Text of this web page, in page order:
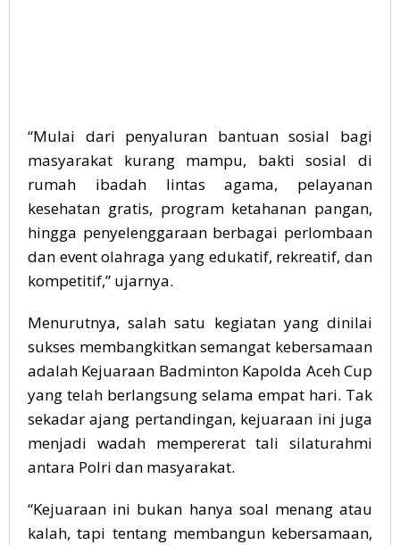
“Mulai dari penyaluran bantuan sosial bagi
masyarakat kurang mampu, bakti sosial di
rumah ibadah lintas agama, pelayanan
kesehatan gratis, program ketahanan pangan,
hingga penyelenggaraan berbagai perlombaan
dan event olahraga yang edukatif, rekreatif, dan
kompetitif,” ujarnya.
Menurutnya, salah satu kegiatan yang dinilai
sukses membangkitkan semangat kebersamaan
adalah Kejuaraan Badminton Kapolda Aceh Cup
yang telah berlangsung selama empat hari. Tak
sekadar ajang pertandingan, kejuaraan ini juga
menjadi wadah mempererat tali silaturahmi
antara Polri dan masyarakat.
“Kejuaraan ini bukan hanya soal menang atau
kalah, tapi tentang membangun kebersamaan,